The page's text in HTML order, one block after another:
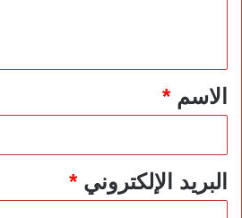
*الاسم*
البريد الإلكتروني*